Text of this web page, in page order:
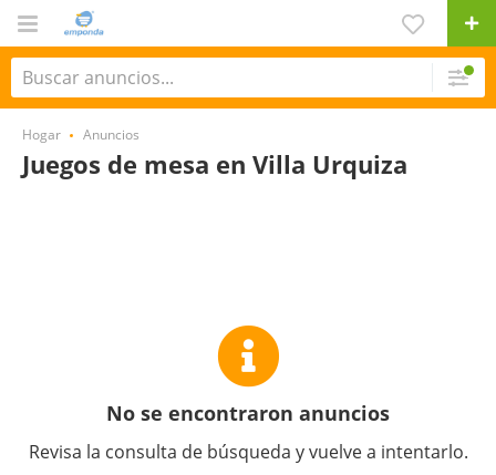
Hogar Anuncios
Juegos de mesa en Villa Urquiza
No se encontraron anuncios
Revisa la consulta de búsqueda y vuelve a intentarlo.